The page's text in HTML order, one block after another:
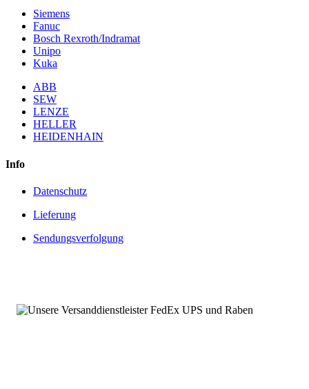
Siemens
Fanuc
Bosch Rexroth/Indramat
Unipo
Kuka
ABB
SEW
LENZE
HELLER
HEIDENHAIN
Info
Datenschutz
Lieferung
Sendungsverfolgung